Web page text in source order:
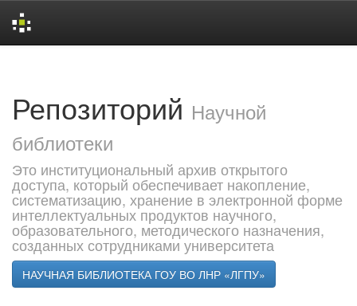
Репозиторий Научной
библиотеки
Это институциональный архив открытого
доступа, который обеспечивает накопление,
систематизацию, хранение в электронной форме
интеллектуальных продуктов научного,
образовательного, методического назначения,
созданных сотрудниками университета
НАУЧНАЯ БИБЛИОТЕКА ГОУ ВО ЛНР «ЛГПУ»